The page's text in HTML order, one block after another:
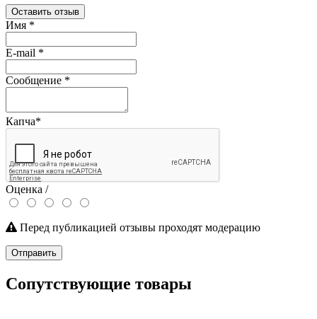
Оставить отзыв
Имя *
E-mail *
Сообщение *
Капча*
Оценка /
Перед публикацией отзывы проходят модерацию
Отправить
Сопутствующие товары